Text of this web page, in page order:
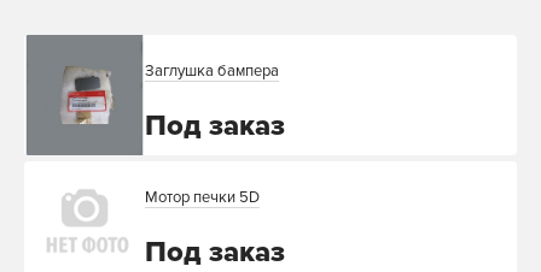
Заглушка бампера
Под заказ
Мотор печки 5D
Под заказ